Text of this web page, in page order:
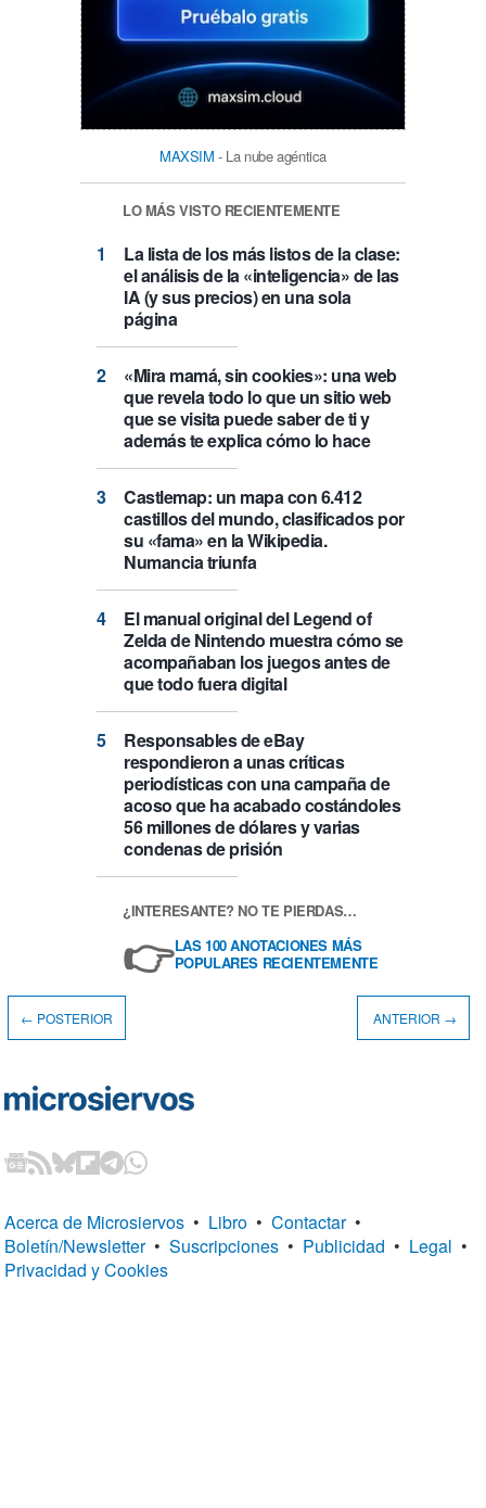
MAXSIM - La nube agéntica
LO MÁS VISTO RECIENTEMENTE
La lista de los más listos de la clase:
el análisis de la «inteligencia» de las
IA (y sus precios) en una sola
página
«Mira mamá, sin cookies»: una web
que revela todo lo que un sitio web
que se visita puede saber de ti y
además te explica cómo lo hace
Castlemap: un mapa con 6.412
castillos del mundo, clasificados por
su «fama» en la Wikipedia.
Numancia triunfa
El manual original del Legend of
Zelda de Nintendo muestra cómo se
acompañaban los juegos antes de
que todo fuera digital
Responsables de eBay
respondieron a unas críticas
periodísticas con una campaña de
acoso que ha acabado costándoles
56 millones de dólares y varias
condenas de prisión
¿INTERESANTE? NO TE PIERDAS…
👉LAS 100 ANOTACIONES MÁS
POPULARES RECIENTEMENTE
← POSTERIOR ANTERIOR →
Acerca de Microsiervos • Libro • Contactar •
Boletín/Newsletter • Suscripciones • Publicidad • Legal •
Privacidad y Cookies